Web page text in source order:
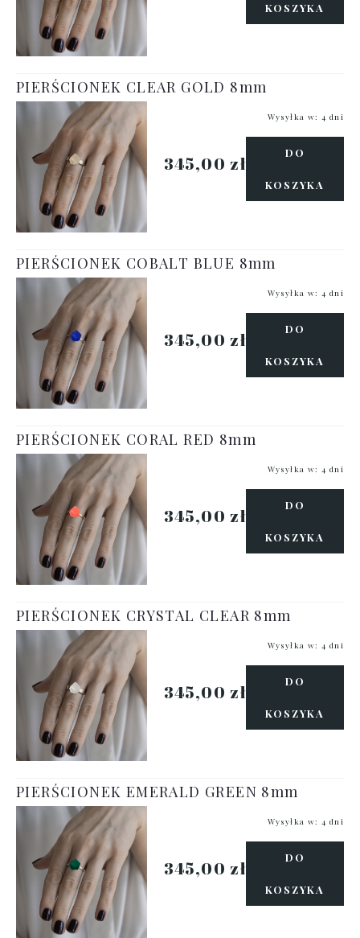
KOSZYKA
PIERŚCIONEK CLEAR GOLD 8mm
Wysyłka w: 4 dni
345,00 zł
DO
KOSZYKA
PIERŚCIONEK COBALT BLUE 8mm
Wysyłka w: 4 dni
345,00 zł
DO
KOSZYKA
PIERŚCIONEK CORAL RED 8mm
Wysyłka w: 4 dni
345,00 zł
DO
KOSZYKA
PIERŚCIONEK CRYSTAL CLEAR 8mm
Wysyłka w: 4 dni
345,00 zł
DO
KOSZYKA
PIERŚCIONEK EMERALD GREEN 8mm
Wysyłka w: 4 dni
345,00 zł
DO
KOSZYKA